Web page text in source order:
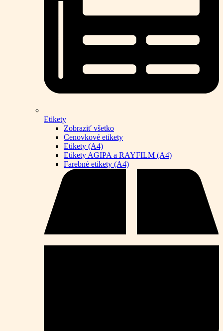
Etikety
Zobraziť všetko
Cenovkové etikety
Etikety (A4)
Etikety AGIPA a RAYFILM (A4)
Farebné etikety (A4)